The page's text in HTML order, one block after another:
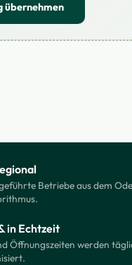
übernehmen
Betriebe aus dem
in Echtzeit
Öffnungszeiten werden